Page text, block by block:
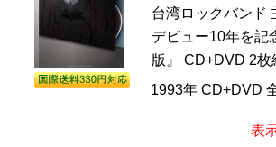
台湾ロックバンド
デビュー10年を記
版』 CD+DVD 2枚
1993年 CD+DVD
表